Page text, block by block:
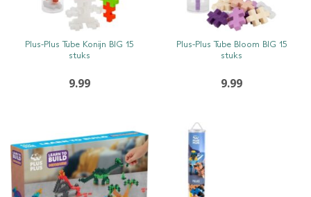
SNEL BEKIJKEN
Plus-Plus Tube Konijn BIG 15
stuks
9.99
SNEL BEKIJKEN
Plus-Plus Tube Bloom BIG 15
stuks
9.99